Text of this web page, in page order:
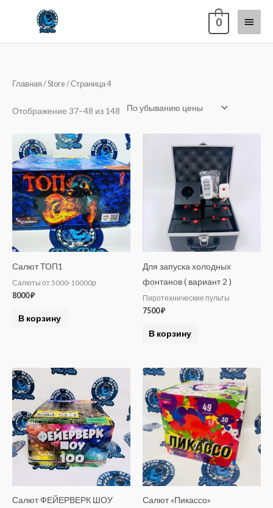
меню
0
Главная /Store/ Страница 4
Отображение 37–48 из 148
Салют ТОП1
Салюты от 5000-10000р
8000₽
В корзину
Для запуска холодных
фонтанов ( вариант 2 )
Пиротехнические пульты
7500₽
В корзину
Салют ФЕЙЕРВЕРК ШОУ
Салют «Пикассо»